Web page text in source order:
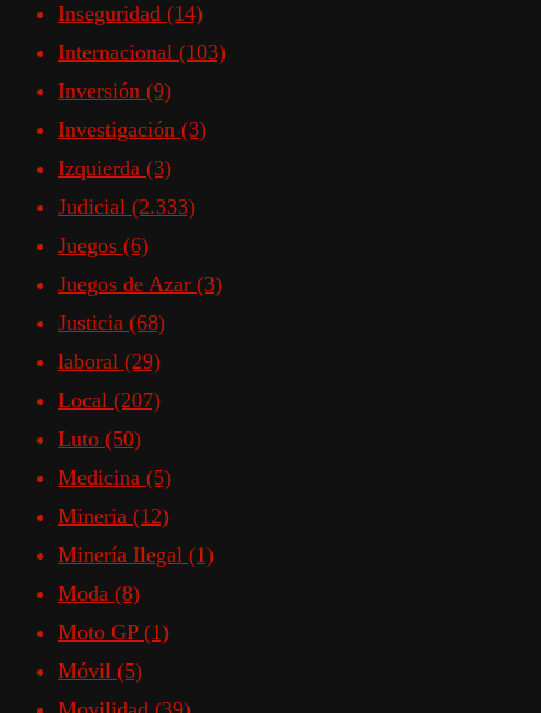
Inseguridad (14)
Internacional (103)
Inversión (9)
Investigación (3)
Izquierda (3)
Judicial (2.333)
Juegos (6)
Juegos de Azar (3)
Justicia (68)
laboral (29)
Local (207)
Luto (50)
Medicina (5)
Mineria (12)
Minería Ilegal (1)
Moda (8)
Moto GP (1)
Móvil (5)